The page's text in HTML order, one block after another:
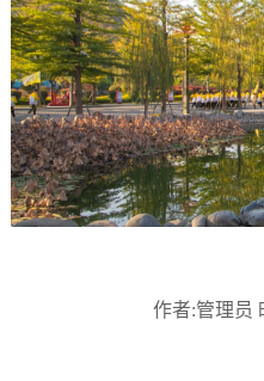
作者:管理员